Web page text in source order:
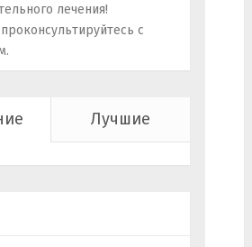
лечения!
с
Лучшие